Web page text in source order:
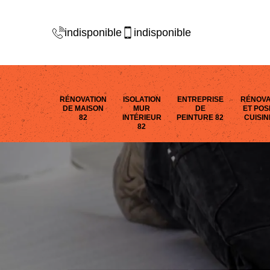
indisponible indisponible
RÉNOVATION
DE MAISON
82
ISOLATION
MUR
INTÉRIEUR
82
ENTREPRISE
DE
PEINTURE 82
ET